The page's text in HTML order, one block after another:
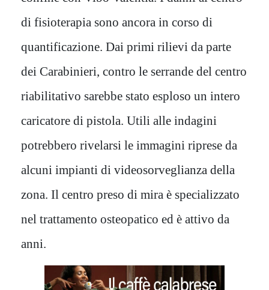
di fisioterapia sono ancora in corso di
quantificazione. Dai primi rilievi da parte
dei Carabinieri, contro le serrande del centro
riabilitativo sarebbe stato esploso un intero
caricatore di pistola. Utili alle indagini
potrebbero rivelarsi le immagini riprese da
alcuni impianti di videosorveglianza della
zona. Il centro preso di mira è specializzato
nel trattamento osteopatico ed è attivo da
anni.